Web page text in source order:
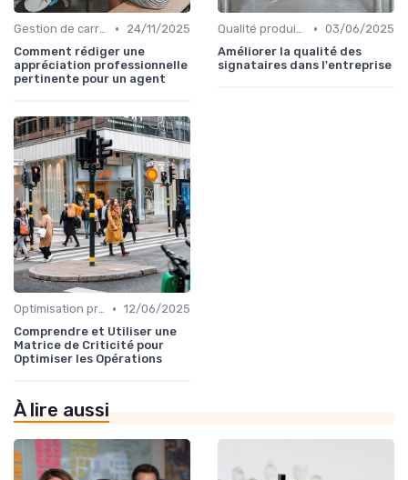
Gestion de carrière •
24/11/2025
Comment rédiger une
appréciation professionnelle
pertinente pour un agent
Qualité produit et service • 03/06/2025
Améliorer la qualité des
signataires dans l'entreprise
Optimisation processus • 12/06/2025
Comprendre et Utiliser une
Matrice de Criticité pour
Optimiser les Opérations
À lire aussi